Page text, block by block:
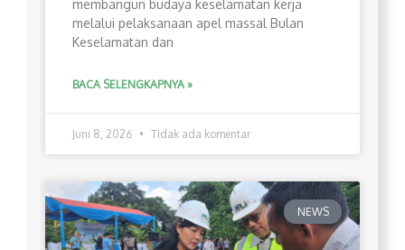
membangun budaya keselamatan kerja
melalui pelaksanaan apel massal Bulan
Keselamatan dan
BACA SELENGKAPNYA »
Juni 8, 2026 Tidak ada komentar
NEWS